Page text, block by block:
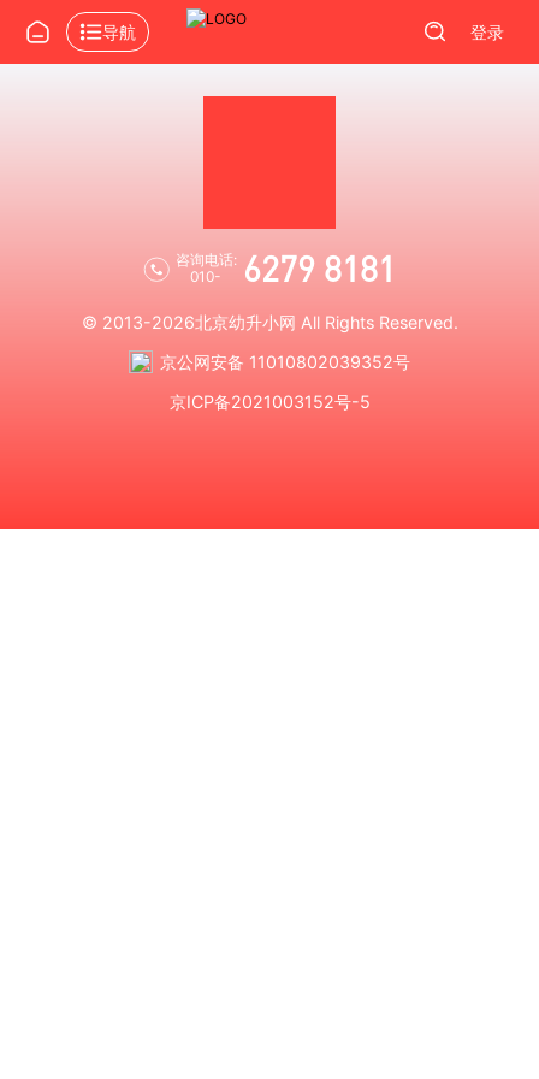
导航 登录
咨询电话:
010-
6279 8181
© 2013-2026北京幼升小网 All Rights Reserved.
京公网安备 11010802039352号
京ICP备2021003152号-5